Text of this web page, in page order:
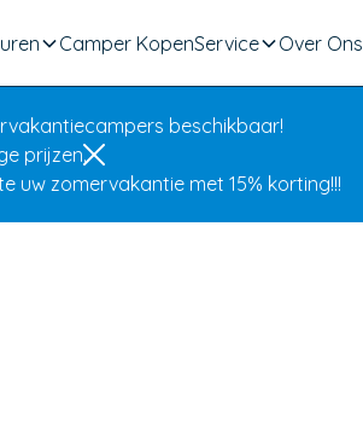
Camper KopenService Over Ons
beschikbaar!
prijzen.
uw zomervakantie met 15% korting!!!